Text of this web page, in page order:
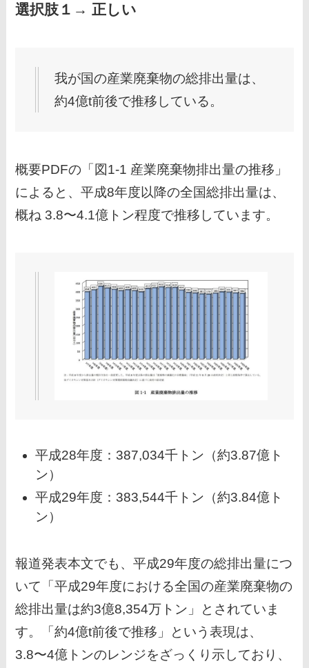
選択肢１→ 正しい
我が国の産業廃棄物の総排出量は、
約4億t前後で推移している。
概要PDFの「図1-1 産業廃棄物排出量の推移」
によると、平成8年度以降の全国総排出量は、
概ね 3.8〜4.1億トン程度で推移しています。
平成28年度：387,034千トン（約3.87億ト
ン）
平成29年度：383,544千トン（約3.84億ト
ン）
報道発表本文でも、平成29年度の総排出量につ
いて「平成29年度における全国の産業廃棄物の
総排出量は約3億8,354万トン」とされていま
す。「約4億t前後で推移」という表現は、
3.8〜4億トンのレンジをざっくり示しており、